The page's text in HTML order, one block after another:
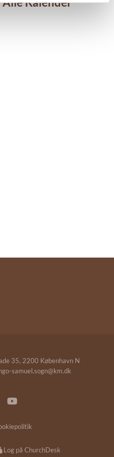
35, 2200 København N
samuel.sogn@km.dk
Log på ChurchDesk